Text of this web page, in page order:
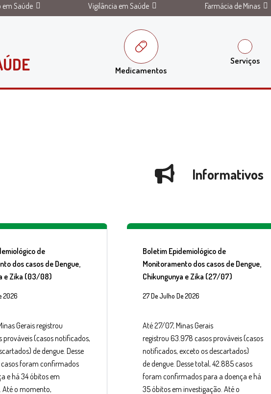
em Saúde Vigilância em Saúde Farmácia de Minas
Medicamentos
Serviços
Informativos
de
dos casos de Dengue,
e Zika (03/08)
2026
Gerais registrou
prováveis (casos notificados,
de dengue. Desse
foram confirmados
e há 34 óbitos em
Até o momento,
Boletim Epidemiológico de
Monitoramento dos casos de Dengue,
Chikungunya e Zika (27/07)
27 De Julho De 2026
Até 27/07, Minas Gerais
registrou 63.978 casos prováveis (casos
notificados, exceto os descartados)
de dengue. Desse total, 42.885 casos
foram confirmados para a doença e há
35 óbitos em investigação. Até o